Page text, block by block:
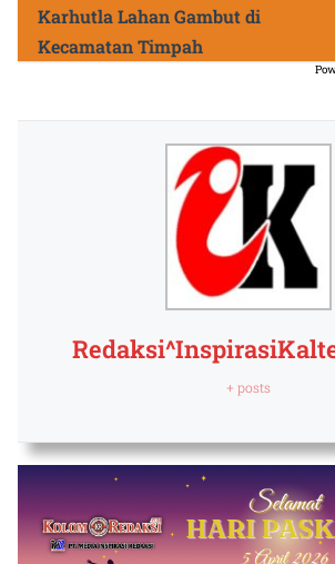
Karhutla Lahan Gambut di
Kecamatan Timpah
+ posts